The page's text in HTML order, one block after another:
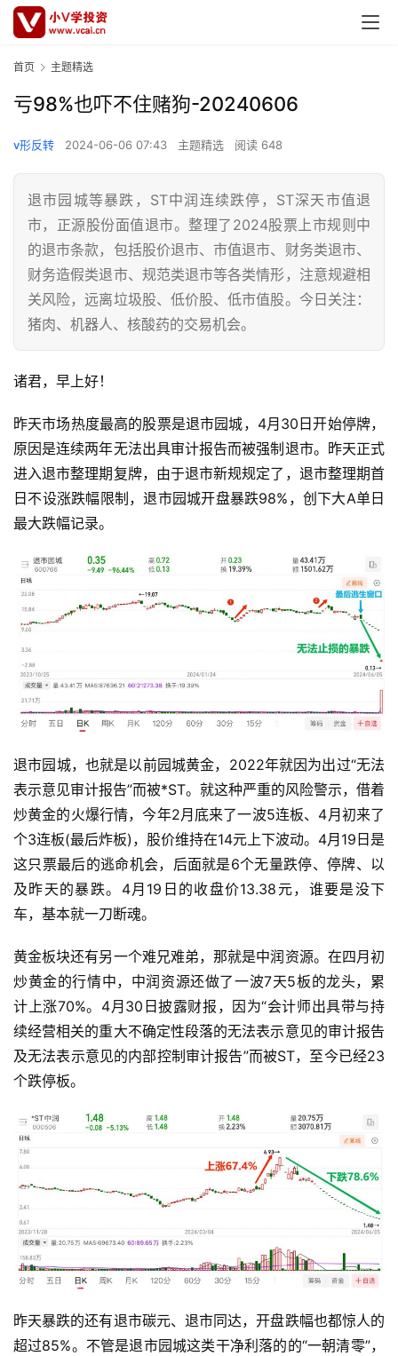
首页 主题精选
亏98%也吓不住赌狗-20240606
v形反转 2024-06-06 07:43 主题精选 阅读 648
退市园城等暴跌，ST中润连续跌停，ST深天市值退
市，正源股份面值退市。整理了2024股票上市规则中
的退市条款，包括股价退市、市值退市、财务类退市、
财务造假类退市、规范类退市等各类情形，注意规避相
关风险，远离垃圾股、低价股、低市值股。今日关注：
猪肉、机器人、核酸药的交易机会。
诸君，早上好！
昨天市场热度最高的股票是退市园城，4月30日开始停牌，
原因是连续两年无法出具审计报告而被强制退市。昨天正式
进入退市整理期复牌，由于退市新规规定了，退市整理期首
日不设涨跌幅限制，退市园城开盘暴跌98%，创下大A单日
最大跌幅记录。
退市园城，也就是以前园城黄金，2022年就因为出过“无法
表示意见审计报告”而被*ST。就这种严重的风险警示，借着
炒黄金的火爆行情，今年2月底来了一波5连板、4月初来了
个3连板(最后炸板)，股价维持在14元上下波动。4月19日是
这只票最后的逃命机会，后面就是6个无量跌停、停牌、以
及昨天的暴跌。4月19日的收盘价13.38元，谁要是没下
车，基本就一刀断魂。
黄金板块还有另一个难兄难弟，那就是中润资源。在四月初
炒黄金的行情中，中润资源还做了一波7天5板的龙头，累
计上涨70%。4月30日披露财报，因为“会计师出具带与持
续经营相关的重大不确定性段落的无法表示意见的审计报告
及无法表示意见的内部控制审计报告”而被ST，至今已经23
个跌停板。
昨天暴跌的还有退市碳元、退市同达，开盘跌幅也都惊人的
超过85%。不管是退市园城这类干净利落的的“一朝清零”，